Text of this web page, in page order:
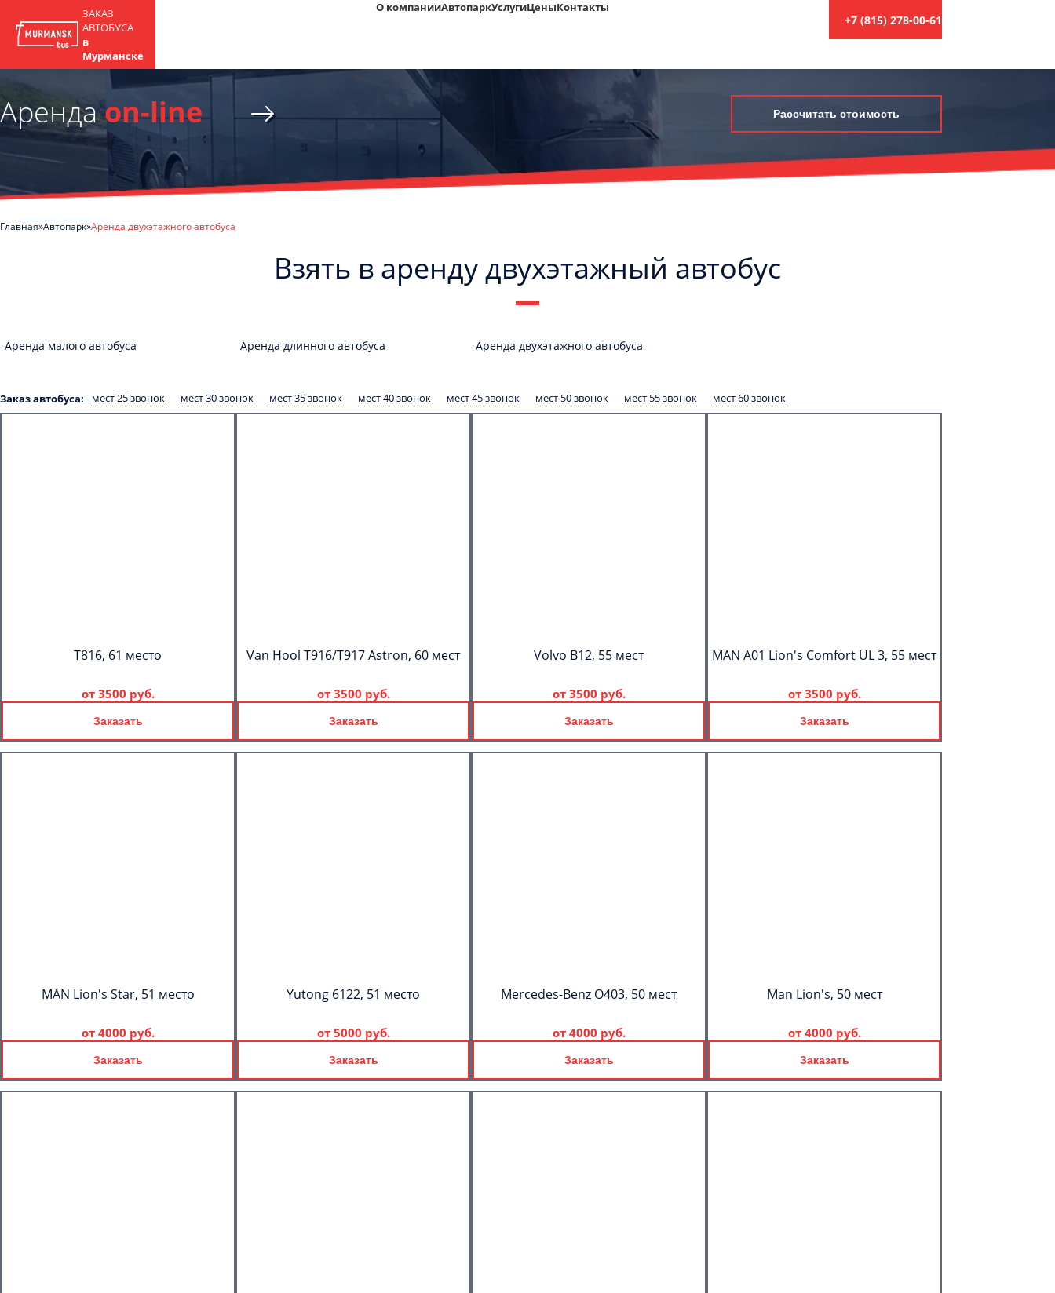
ЗАКАЗ
АВТОБУСА
в
Мурманске
О компанииАвтопаркУслугиЦеныКонтакты
+7 (815) 278-00-61
Арендаon-line Рассчитать стоимость
Главная Автопарк Аренда двухэтажного автобуса
Взять в аренду двухэтажный автобус
Аренда малого автобуса Аренда длинного автобуса Аренда двухэтажного автобуса
Заказ автобуса: мест 25 звонок мест 30 звонок мест 35 звонок мест 40 звонок мест 45 звонок мест 50 звонок мест 55 звонок мест 60 звонок
T816, 61 место
от 3500 руб.
Заказать
Van Hool T916/T917 Astron, 60 мест
от 3500 руб.
Заказать
Volvo B12, 55 мест
от 3500 руб.
Заказать
MAN A01 Lion's Comfort UL 3, 55 мест
от 3500 руб.
Заказать
MAN Lion's Star, 51 место
от 4000 руб.
Заказать
Yutong 6122, 51 место
от 5000 руб.
Заказать
Mercedes-Benz О403, 50 мест
от 4000 руб.
Заказать
Man Lion's, 50 мест
от 4000 руб.
Заказать
CПолитикой